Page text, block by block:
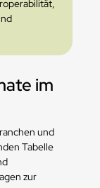
im
und
Tabelle
zur